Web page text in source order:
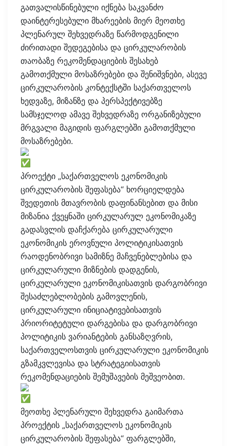
გათვალისწინებული იქნება საკვანძო
დაინტერესებული მხარეების მიერ მეოთხე
პლენარულ შეხვედრაზე წარმოდგენილი
ძირითადი შედეგებისა და ცირკულარობის
თაობაზე რეკომენდაციების შესახებ
გამოთქმული მოსაზრებები და შენიშვნები, ასევე
ცირკულარობის კონტექსტში საქართველოს
ხედვაზე, მიზანზე და პერსპექტივებზე
სამსჯელოდ ამავე შეხვედრაზე ორგანიზებული
მრგვალი მაგიდის ფარგლებში გამოთქმული
მოსაზრებები.
პროექტი „საქართველოს ეკონომიკის
ცირკულარობის შეფასება“ ხორციელდება
შვედეთის მთავრობის დაფინანსებით და მისი
მიზანია ქვეყნაში ცირკულარულ ეკონომიკაზე
გადასვლის დაჩქარება ცირკულარული
ეკონომიკის ეროვნული პოლიტიკისათვის
რაოდენობრივი სამიზნე მაჩვენებლებისა და
ცირკულარული მიზნების დადგენის,
ცირკულარული ეკონომიკისათვის დარგობრივი
შესაძლებლობების გამოვლენის,
ცირკულარული ინიციატივებისათვის
პრიორიტეტული დარგებისა და დარგობრივი
პოლიტიკის ვარიანტების განსაზღვრის,
საქართველოსთვის ცირკულარული ეკონომიკის
გზამკვლევისა და სტრატეგიისათვის
რეკომენდაციების შემუშავების მეშვეობით.
მეოთხე პლენარული შეხვედრა გაიმართა
პროექტის „საქართველოს ეკონომიკის
ცირკულარობის შეფასება“ ფარგლებში,